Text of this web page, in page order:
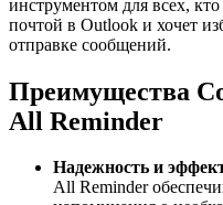
инструментом для всех,
почтой в Outlook и хочет
отправке сообщений.
Преимущества
All Reminder
Надежность и
All Reminder